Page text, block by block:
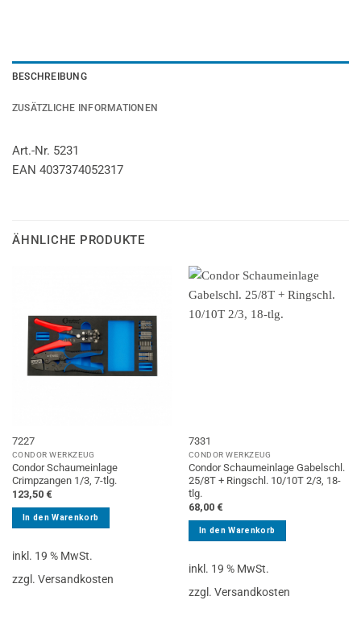
BESCHREIBUNG
ZUSÄTZLICHE INFORMATIONEN
Art.-Nr. 5231
EAN 4037374052317
ÄHNLICHE PRODUKTE
7227
CONDOR WERKZEUG
Condor Schaumeinlage
Crimpzangen 1/3, 7-tlg.
123,50 €
In den Warenkorb
inkl. 19 % MwSt.
zzgl. Versandkosten
7331
CONDOR WERKZEUG
Condor Schaumeinlage Gabelschl.
25/8T + Ringschl. 10/10T 2/3, 18-
tlg.
68,00 €
In den Warenkorb
inkl. 19 % MwSt.
zzgl. Versandkosten